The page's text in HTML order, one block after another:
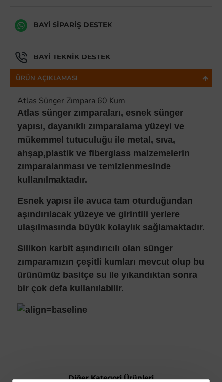
BAYI SIPARIŞ DESTEK
BAYI TEKNIK DESTEK
ÜRÜN AÇIKLAMASI
Atlas Sünger Zımpara 60 Kum
Atlas sünger zımparaları, esnek sünger
yapısı, dayanıklı zımparalama yüzeyi ve
mükemmel tutuculuğu ile metal, sıva,
ahşap,plastik ve fiberglass malzemelerin
zımparalanması ve temizlenmesinde
kullanılmaktadır.
Esnek yapısı ile avuca tam oturduğundan
aşındırılacak yüzeye ve girintili yerlere
ulaşılmasında büyük kolaylık sağlamaktadır.
Silikon karbit aşındırıcılı olan sünger
zımparamızın çeşitli kumları mevcut olup bu
ürünümüz basitçe su ile yıkandıktan sonra
bir çok defa kullanılabilir.
Diğer Kategori Ürünleri